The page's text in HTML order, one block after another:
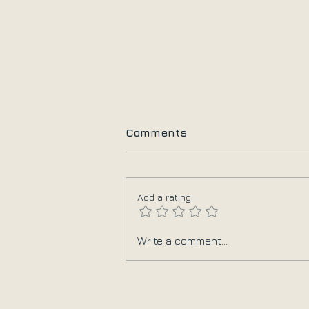
Η ειρήνη έρχεται όταν
Comments
Add a rating
Write a comment...